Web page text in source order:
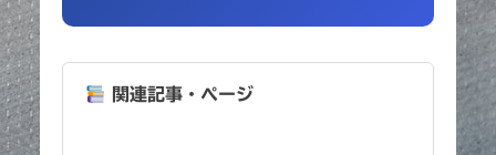
関連記事・ページ